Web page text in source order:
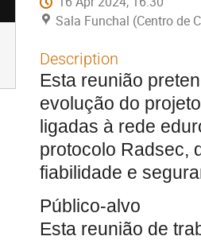
Sala Funchal (Centro de
Description
Esta reunião
evolução do
ligadas à rede
protocolo Radsec,
fiabilidade e
Público-alvo
Esta reunião de